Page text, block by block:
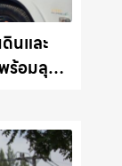
นและ
ร้อมลุย